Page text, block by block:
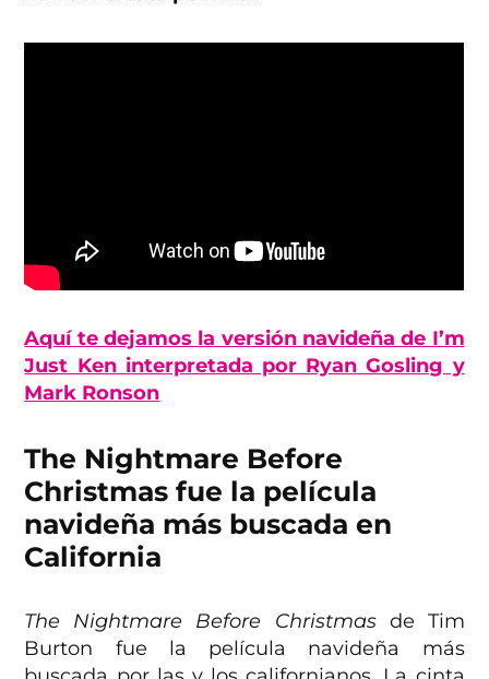
Aquí te dejamos la versión navideña de I’m
Just Ken interpretada por Ryan Gosling y
Mark Ronson
The Nightmare Before
Christmas fue la película
navideña más buscada en
California
The Nightmare Before Christmasde Tim
Burton fue la película navideña más